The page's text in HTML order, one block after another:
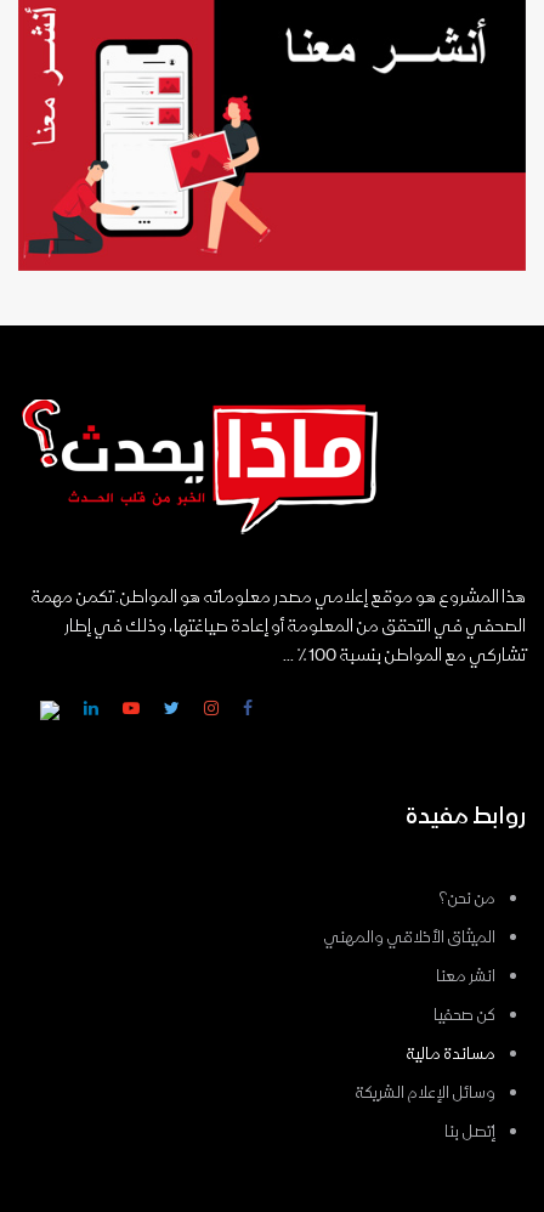
هذا المشروع هو موقع إعلامي مصدر معلوماته هو المواطن. تكمن مهمة
الصحفي في التحقق من المعلومة أو إعادة صياغتها، وذلك في إطار
تشاركي مع المواطن بنسبة 100٪ ...
روابط مفيدة
من نحن؟
الميثاق الأخلاقي والمهني
انشر معنا
كن صحفيا
مساندة مالية
وسائل الإعلام الشريكة
إتصل بنا